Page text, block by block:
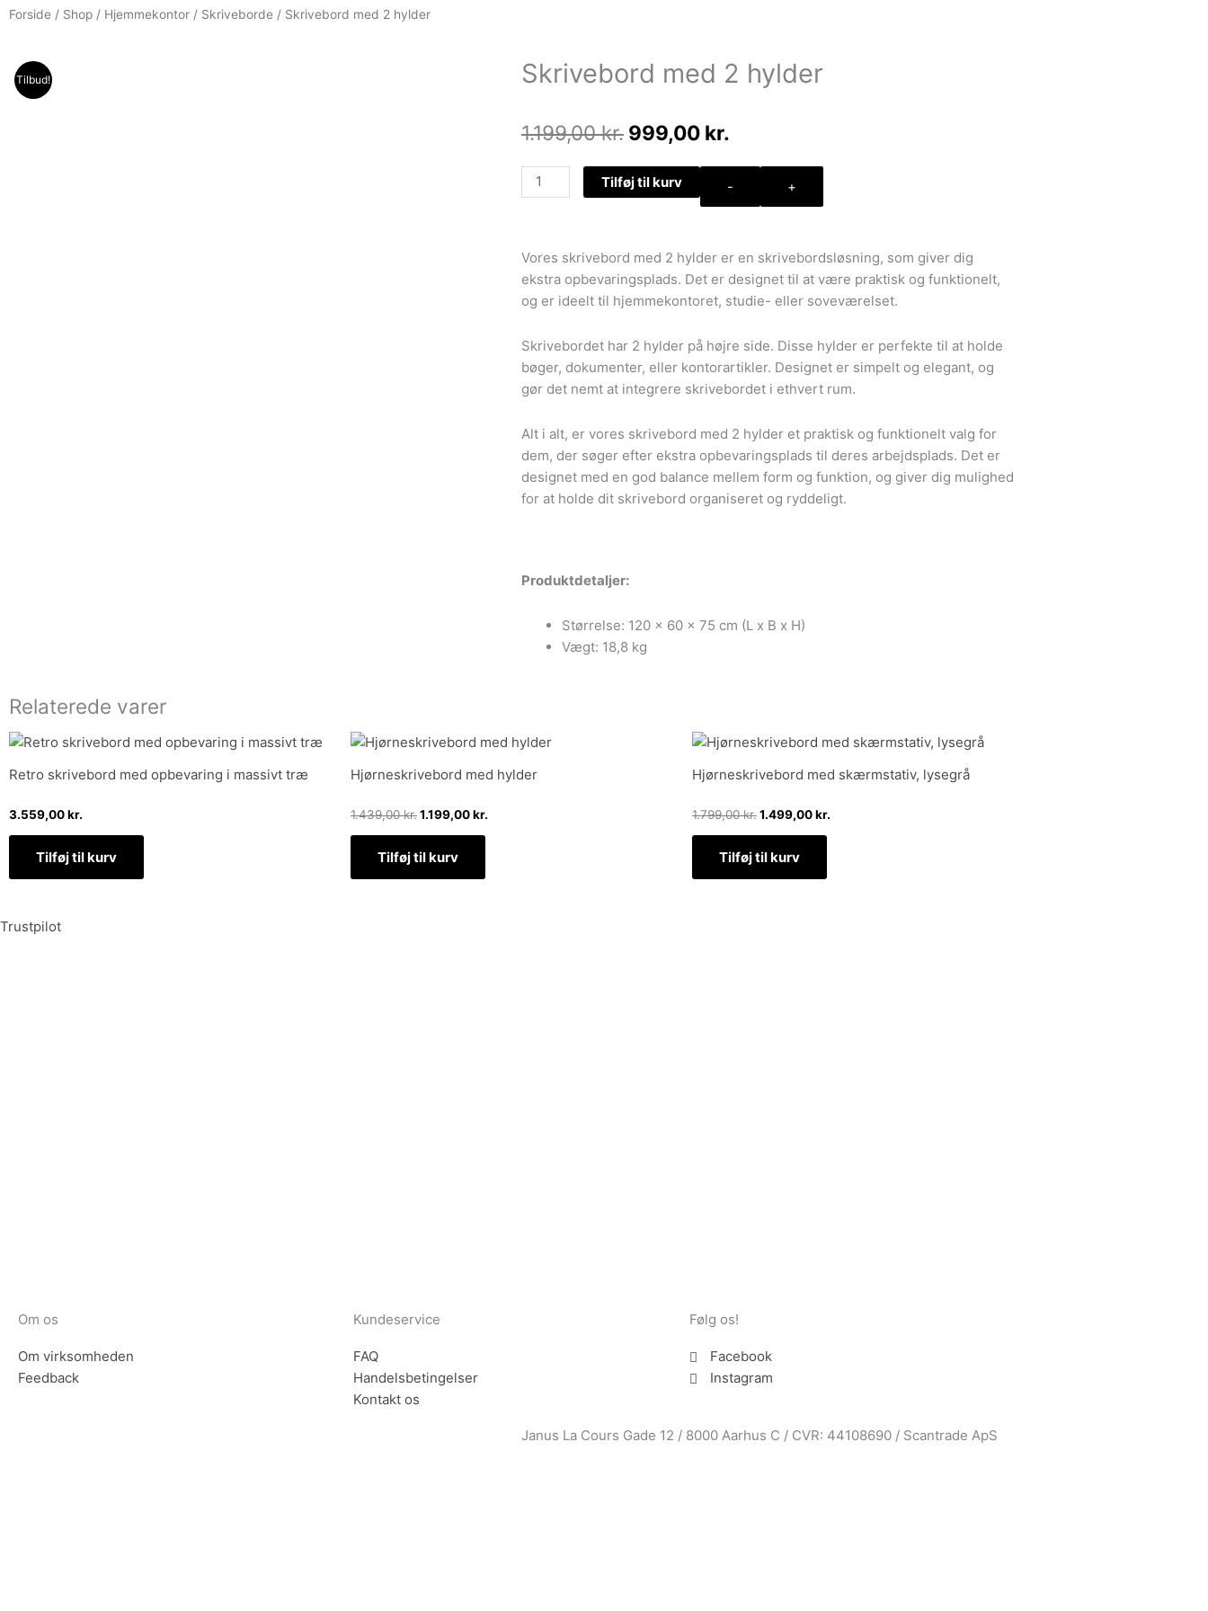
Forside / Shop / Hjemmekontor / Skriveborde / Skrivebord med 2 hylder
Tilbud! Skrivebord med 2 hylder
1.199,00kr. Den
pris
var:
999,00 kr.
pris
-
Skrivebord
med
antal
+
Tilføj til kurv
Vores skrivebord med 2 hylder er en skrivebordsløsning, som giver dig
ekstra opbevaringsplads. Det er designet til at være praktisk og funktionelt,
og er ideelt til hjemmekontoret, studie- eller soveværelset.
Skrivebordet har 2 hylder på højre side. Disse hylder er perfekte til at holde
bøger, dokumenter, eller kontorartikler. Designet er simpelt og elegant, og
gør det nemt at integrere skrivebordet i ethvert rum.
Alt i alt, er vores skrivebord med 2 hylder et praktisk og funktionelt valg for
dem, der søger efter ekstra opbevaringsplads til deres arbejdsplads. Det er
designet med en god balance mellem form og funktion, og giver dig mulighed
for at holde dit skrivebord organiseret og ryddeligt.
Produktdetaljer:
Størrelse: 120 x 60 x 75 cm (L x B x H)
Vægt: 18,8 kg
Relaterede varer
Retro skrivebord med opbevaring i massivt træ
3.559,00kr.
Tilføj til kurv
Hjørneskrivebord med hylder
1.439,00kr.
Den
pris
var:
1.199,00kr.
Den
aktuelle
pris
er:
Tilføj til kurv
Hjørneskrivebord med skærmstativ, lysegrå
1.799,00kr.
Den
pris
var:
1.499,00kr.
Den
pris
er:
Tilføj til kurv
Trustpilot
Om os
Om virksomheden
Feedback
Kundeservice
FAQ
Handelsbetingelser
Kontakt os
Følg os!
Facebook
Instagram
Janus La Cours Gade 12 / 8000 Aarhus C / CVR: 44108690 / Scantrade ApS